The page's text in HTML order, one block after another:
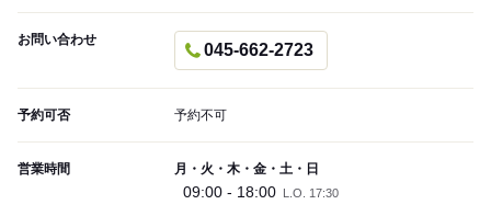
お問い合わせ
045-662-2723
予約可否 予約不可
営業時間 月・火・木・金・土・日
09:00 - 18:00 L.O. 17:30